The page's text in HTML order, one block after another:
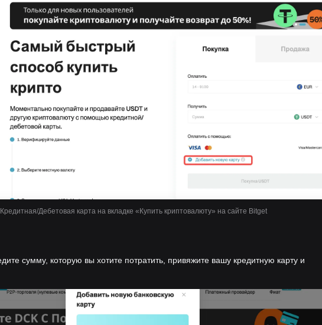
Кредитная/Дебетовая карта на вкладке «Купить криптовалюту» на сайте Bitget
сумму, которую вы хотите потратить, привяжите вашу кредитную карту и